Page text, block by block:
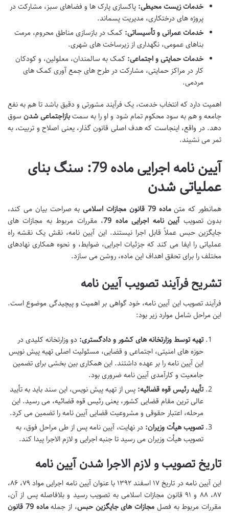
خدمات زیست محیطی: پاکسازی پارک ها و فضاهای سبز، مشارکت در
پروژه های درختکاری، مدیریت پسماند.
خدمات عمرانی و تأسیساتی: کمک در بازسازی مناطق محروم، مرمت
بناهای عمومی، نگهداری از زیرساخت های شهری.
خدمات حمایتی و اجتماعی: کمک به سالمندان، معلولین، و کودکان
کار در مراکز حمایتی، مشارکت در طرح های جمع آوری کمک های
مردمی.
اهمیت دارد که انتخاب خدمت، یک فرآیند مشورتی و دقیق باشد تا هم به نفع
جامعه و هم به سود محکوم تمام شود و او را به سمتبازاجتماعی شدنسوق
دهد. در واقع، اینجاست که هدف اصلی قانون گذار، یعنی اصلاح و تربیت، به
ثمر می نشیند.
آیین نامه اجرایی ماده 79: سنگ بنای
عملیاتی شدن
همانطور که متنماده 79 قانون مجازات اسلامی
به صراحت بیان می کند،
بدون تصویبآیین نامه اجرایی ماده 79
، مقررات مربوط به مجازات های
جایگزین حبس عملاً قابل اجرا نیستند. این آیین نامه، نقش یک نقشه راه
عملیاتی را ایفا می کند که جزئیات اجرایی، ضوابط، و نحوه همکاری نهادهای
مختلف را برای تحقق اهداف این ماده، روشن می سازد.
تشریح فرآیند تصویب آیین نامه
فرآیند تصویب این آیین نامه، خود گواهی بر اهمیت و پیچیدگی موضوع است.
این مراحل شامل موارد زیر بود:
تهیه توسط وزارتخانه های کشور و دادگستری: دو وزارتخانه کلیدی در
حوزه های امنیتی، اجتماعی و قضایی، مسئولیت اصلی تهیه پیش نویس
این آیین نامه را بر عهده داشتند. این همکاری بین بخشی برای تضمین
جامعیت و کارآمدی آیین نامه ضروری بود.
تأیید رئیس قوه قضائیه: پس از تهیه پیش نویس، این سند باید به تأیید
عالی ترین مقام قضایی کشور، یعنی رئیس قوه قضائیه، می رسید. این
مرحله، اعتبار حقوقی و مشروعیت قضایی آیین نامه را تضمین می کرد.
تصویب هیأت وزیران: در نهایت، آیین نامه پس از طی مراحل فوق، به
تصویب هیأت وزیران می رسید تا جنبه اجرایی و لازم الاجرا پیدا کند.
تاریخ تصویب و لازم الاجرا شدن آیین نامه
این آیین نامه در تاریخ ۱۷ اسفند ۱۳۹۲ با عنوان آیین نامه اجرایی مواد ۷۹، ۸۶،
۸۷، ۸۸ و ۹۱ قانون مجازات اسلامی به تصویب رسید و بلافاصله پس از آن،
مقررات مربوط به فصل مجازات های جایگزین حبس، از جمله
ماده 79 قانون